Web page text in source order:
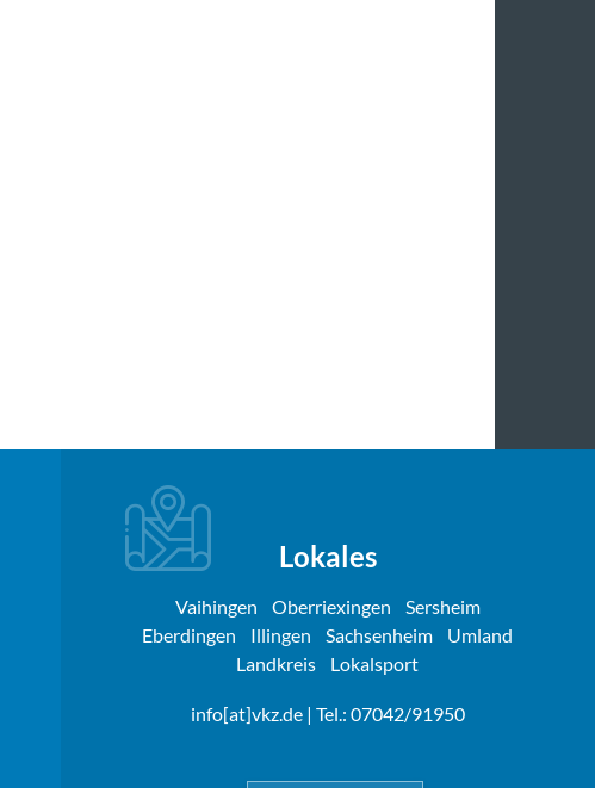
Lokales
Vaihingen Oberriexingen
Sersheim
Eberdingen
Illingen Sachsenheim
Umland
Landkreis
Lokalsport
info[at]vkz.de| Tel.: 07042/91950